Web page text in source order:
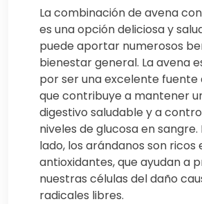
La combinación de avena
es una opción deliciosa y
puede aportar numerosos
bienestar general. La avena
por ser una excelente fuente
que contribuye a mantener
digestivo saludable y a
niveles de glucosa en
lado, los arándanos son ricos
antioxidantes, que ayudan a
nuestras células del daño
radicales libres.